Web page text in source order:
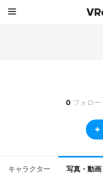
0 フォロー
キャラクター 写真・動画